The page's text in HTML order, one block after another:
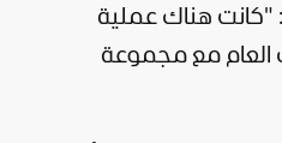
"كانت هناك عملية
مع مجموعة